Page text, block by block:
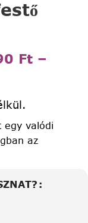
Ft –
egy valódi
az